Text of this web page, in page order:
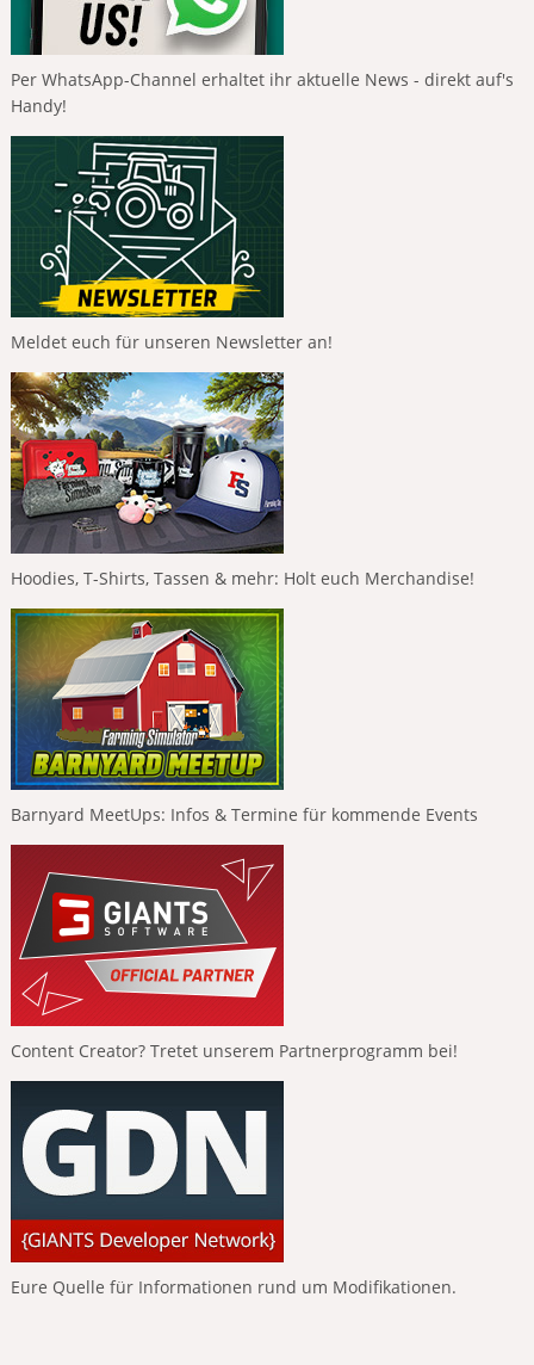
Per WhatsApp-Channel erhaltet ihr aktuelle News - direkt auf's
Handy!
Meldet euch für unseren Newsletter an!
Hoodies, T-Shirts, Tassen & mehr: Holt euch Merchandise!
Barnyard MeetUps: Infos & Termine für kommende Events
Content Creator? Tretet unserem Partnerprogramm bei!
Eure Quelle für Informationen rund um Modifikationen.